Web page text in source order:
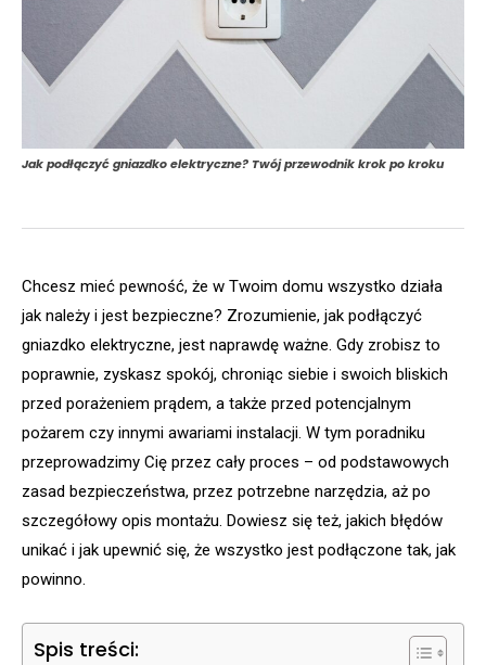
Jak podłączyć gniazdko elektryczne? Twój przewodnik krok po kroku
Chcesz mieć pewność, że w Twoim domu wszystko działa
jak należy i jest bezpieczne? Zrozumienie, jak podłączyć
gniazdko elektryczne, jest naprawdę ważne. Gdy zrobisz to
poprawnie, zyskasz spokój, chroniąc siebie i swoich bliskich
przed porażeniem prądem, a także przed potencjalnym
pożarem czy innymi awariami instalacji. W tym poradniku
przeprowadzimy Cię przez cały proces – od podstawowych
zasad bezpieczeństwa, przez potrzebne narzędzia, aż po
szczegółowy opis montażu. Dowiesz się też, jakich błędów
unikać i jak upewnić się, że wszystko jest podłączone tak, jak
powinno.
Spis treści: